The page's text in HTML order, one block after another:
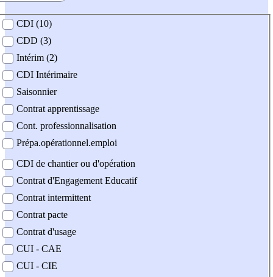
contrat
CDI (10)
CDD (3)
Intérim (2)
CDI Intérimaire
Saisonnier
Contrat apprentissage
Cont. professionnalisation
Prépa.opérationnel.emploi
CDI de chantier ou d'opération
Contrat d'Engagement Educatif
Contrat intermittent
Contrat pacte
Contrat d'usage
CUI - CAE
CUI - CIE